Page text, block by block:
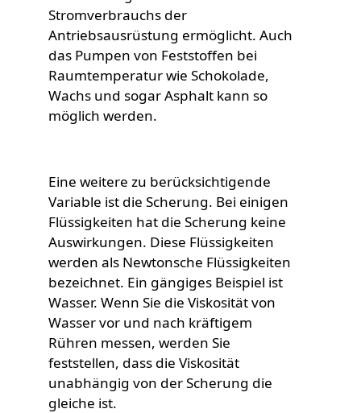
Stromverbrauchs der
Antriebsausrüstung ermöglicht. Auch
das Pumpen von Feststoffen bei
Raumtemperatur wie Schokolade,
Wachs und sogar Asphalt kann so
möglich werden.
Eine weitere zu berücksichtigende
Variable ist die Scherung. Bei einigen
Flüssigkeiten hat die Scherung keine
Auswirkungen. Diese Flüssigkeiten
werden als Newtonsche Flüssigkeiten
bezeichnet. Ein gängiges Beispiel ist
Wasser. Wenn Sie die Viskosität von
Wasser vor und nach kräftigem
Rühren messen, werden Sie
feststellen, dass die Viskosität
unabhängig von der Scherung die
gleiche ist.